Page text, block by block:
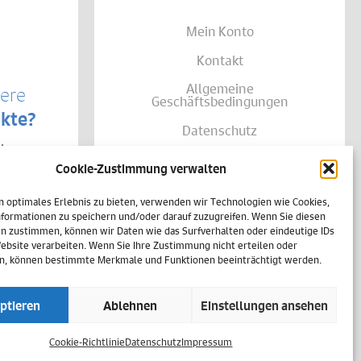
Cookie-Zustimmung verwalten
optimales Erlebnis zu bieten, verwenden wir Technologien wie Cookies,
zu speichern und/oder darauf zuzugreifen. Wenn Sie diesen
zustimmen, können wir Daten wie das Surfverhalten oder eindeutige IDs
verarbeiten. Wenn Sie Ihre Zustimmung nicht erteilen oder
können bestimmte Merkmale und Funktionen beeinträchtigt werden.
Ablehnen Einstellungen ansehen
Cookie-RichtlinieDatenschutzImpressum
von
Ihrer
Mein Konto
Kontakt
Allgemeine
Geschäftsbedingungen
Datenschutz
Versand & Lieferung
Impressum
Vertrag widerrufen